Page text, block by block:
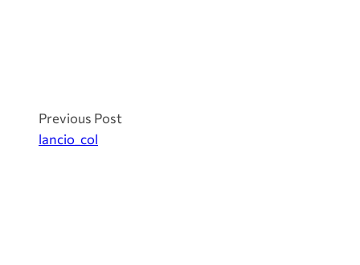
Previous Post
lancio_col